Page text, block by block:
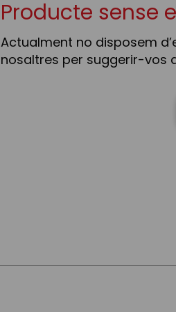
Producte sense
Actualment no disposem
nosaltres per suggerir-vos